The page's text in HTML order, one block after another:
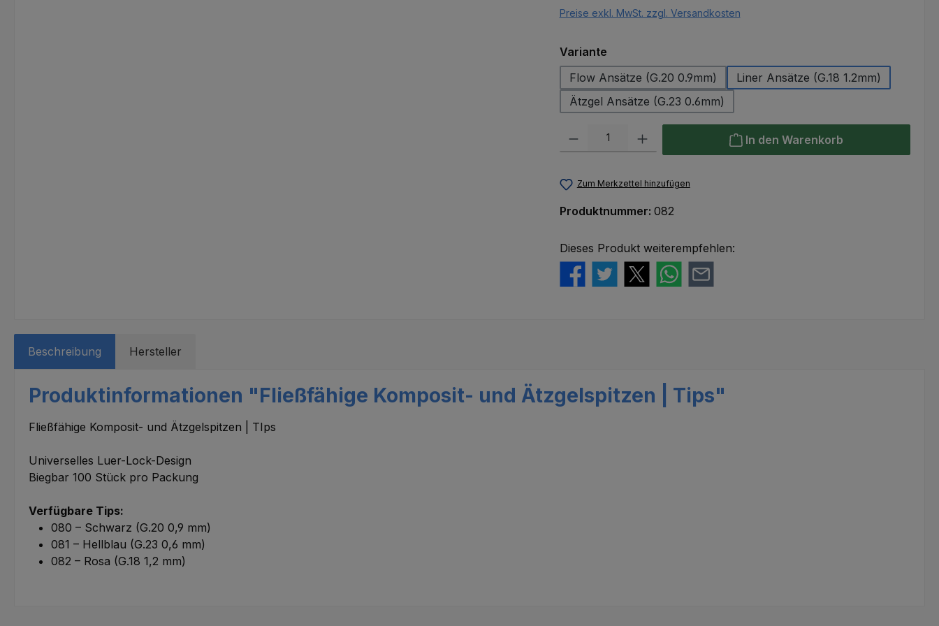
Preise exkl. MwSt. zzgl. Versandkosten
Varianteauswählen
Flow Ansätze (G.20 0.9mm)
Liner Ansätze (G.18 1.2mm)
Ätzgel Ansätze (G.23 0.6mm)
Produkt Anzahl: Gib den gewünschten Wert ein oder benutze die Schaltflächen
In den Warenkorb
Zum Merkzettel hinzufügen
Produktnummer: 082
Dieses Produkt weiterempfehlen:
Beschreibung Hersteller
Produktinformationen "Fließfähige Komposit- und Ätzgelspitzen | Tips"
Fließfähige Komposit- und Ätzgelspitzen | TIps
Universelles Luer-Lock-Design
Biegbar 100 Stück pro Packung
Verfügbare Tips:
080 – Schwarz (G.20 0,9 mm)
081 – Hellblau (G.23 0,6 mm)
082 – Rosa (G.18 1,2 mm)